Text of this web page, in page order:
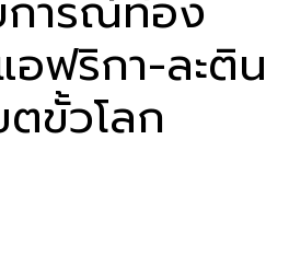
อฟริกา-ละติน
ตขั้วโลก